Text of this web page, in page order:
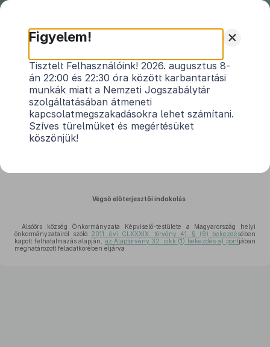
Alsóörs Község Önkormányzata
Képviselő-testületének 3/2026. (I.
30.) önkormányzati rendeletének
indokolása
Közlönyállapot 2026. 02. 01.
Végső előterjesztői indokolás
Alsóörs község Önkormányzata Képviselő-testülete a Magyarország helyi
önkormányzatairól szóló 2011. évi CLXXXIX. törvény 41. § (9) bekezdésében
kapott felhatalmazás alapján, az Alaptörvény 32. cikk (1) bekezdés a) pontjában
meghatározott feladatkörében eljárva
+
Figyelem!
Tisztelt Felhasználóink! 2026. augusztus 8-
án 22:00 és 22:30 óra között karbantartási
munkák miatt a Nemzeti Jogszabálytár
szolgáltatásában átmeneti
kapcsolatmegszakadásokra lehet számítani.
Szíves türelmüket és megértésüket
köszönjük!